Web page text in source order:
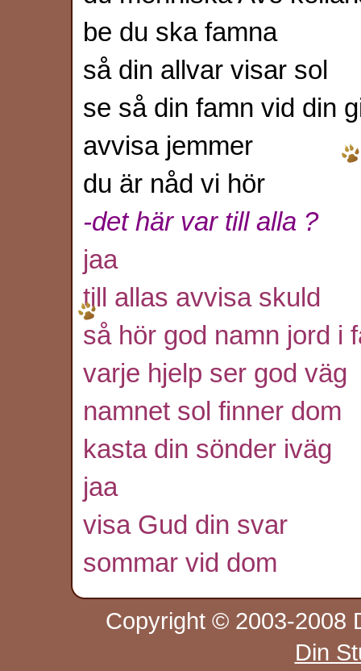
be du ska famna
så din allvar visar sol
se så din famn vid din
avvisa jemmer
du är nåd vi hör
-det här var till alla ?
jaa
till allas avvisa skuld
så hör god namn jord i
varje hjelp ser god väg
namnet sol finner dom
kasta din sönder iväg
jaa
visa Gud din svar
sommar vid dom
Copyright © 2003-2008
Din